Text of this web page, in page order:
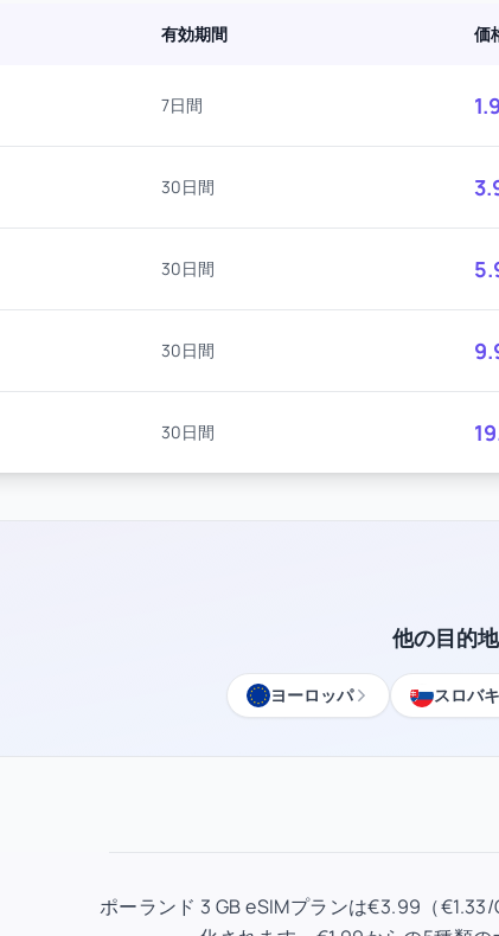
有効期間 価
7日間
30日間
30日間
30日間
30日間
他の目的
ヨーロッパ スロバ
ポーランド 3 GB eSIMプランは€3.99（